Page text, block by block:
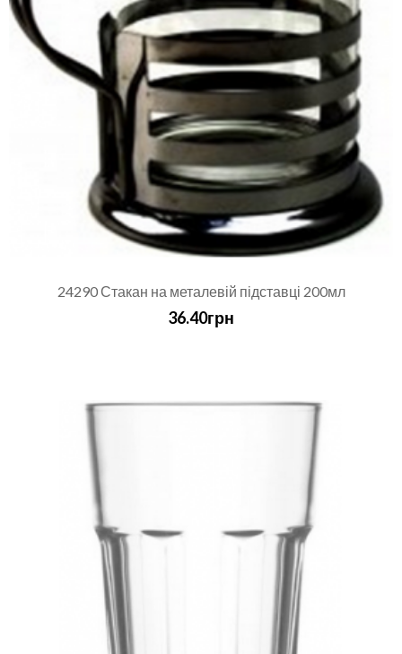
24290 Стакан на металевій підставці 200мл
36.40грн